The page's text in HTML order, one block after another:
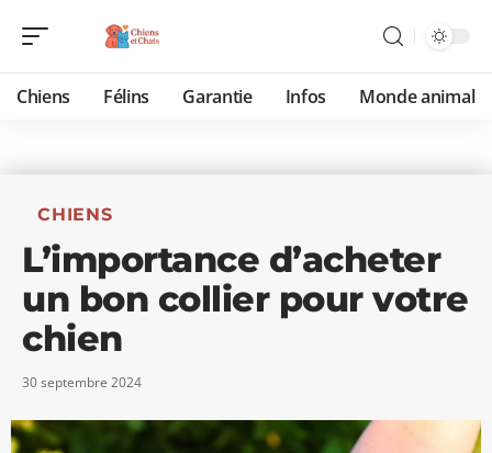
Chiens Félins Garantie Infos Monde animal
CHIENS
L’importance d’acheter
un bon collier pour votre
chien
30 septembre 2024